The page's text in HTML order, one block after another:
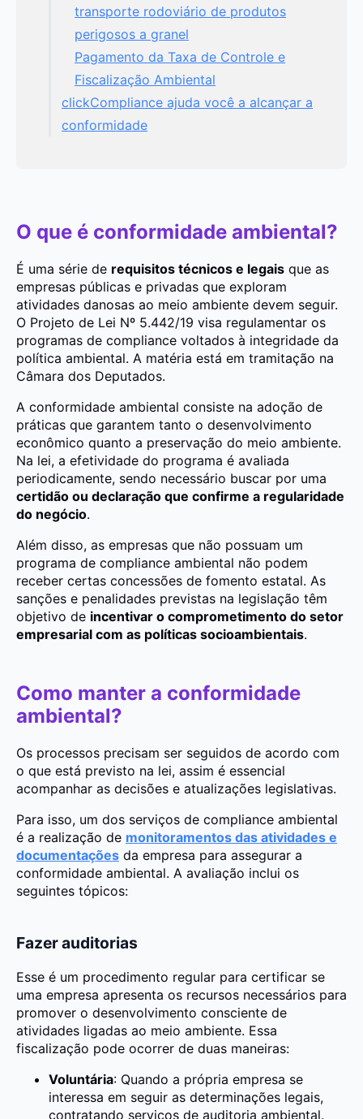
transporte rodoviário de produtos
perigosos a granel
Pagamento da Taxa de Controle e
Fiscalização Ambiental
clickCompliance ajuda você a alcançar a
conformidade
O que é conformidade ambiental?
É uma série de requisitos técnicos e legais que as
empresas públicas e privadas que exploram
atividades danosas ao meio ambiente devem seguir.
O Projeto de Lei Nº 5.442/19 visa regulamentar os
programas de compliance voltados à integridade da
política ambiental. A matéria está em tramitação na
Câmara dos Deputados.
A conformidade ambiental consiste na adoção de
práticas que garantem tanto o desenvolvimento
econômico quanto a preservação do meio ambiente.
Na lei, a efetividade do programa é avaliada
periodicamente, sendo necessário buscar por uma
certidão ou declaração que confirme a regularidade
do negócio.
Além disso, as empresas que não possuam um
programa de compliance ambiental não podem
receber certas concessões de fomento estatal. As
sanções e penalidades previstas na legislação têm
objetivo de incentivar o comprometimento do setor
empresarial com as políticas socioambientais.
Como manter a conformidade
ambiental?
Os processos precisam ser seguidos de acordo com
o que está previsto na lei, assim é essencial
acompanhar as decisões e atualizações legislativas.
Para isso, um dos serviços de compliance ambiental
é a realização de monitoramentos das atividades e
documentações da empresa para assegurar a
conformidade ambiental. A avaliação inclui os
seguintes tópicos:
Fazer auditorias
Esse é um procedimento regular para certificar se
uma empresa apresenta os recursos necessários para
promover o desenvolvimento consciente de
atividades ligadas ao meio ambiente. Essa
fiscalização pode ocorrer de duas maneiras:
Voluntária: Quando a própria empresa se
interessa em seguir as determinações legais,
contratando serviços de auditoria ambiental.